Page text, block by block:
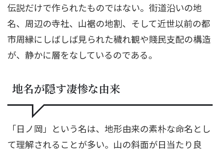
伝説だけで作られたものではない。街道沿いの地
名、周辺の寺社、山裾の地割、そして近世以前の都
市周縁にしばしば見られた穢れ観や賤民支配の構造
が、静かに層をなしているのである。
地名が隠す凄惨な由来
「日ノ岡」という名は、地形由来の素朴な命名とし
て理解されることが多い。山の斜面が日当たり良